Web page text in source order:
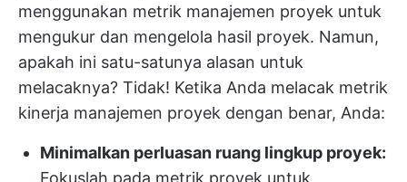
menggunakan metrik manajemen proyek untuk
mengukur dan mengelola hasil proyek. Namun,
apakah ini satu-satunya alasan untuk
melacaknya? Tidak! Ketika Anda melacak metrik
kinerja manajemen proyek dengan benar, Anda:
Minimalkan perluasan ruang lingkup proyek:
Fokuslah pada metrik proyek untuk